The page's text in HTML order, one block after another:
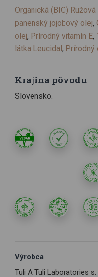
Organická (BIO) Ružová
panenský jojobový olej,
olej, Prírodný vitamín E,
látka Leucidal, Prírodný
Krajina pôvodu
Slovensko.
Výrobca
Tuli A Tuli Laboratories s.